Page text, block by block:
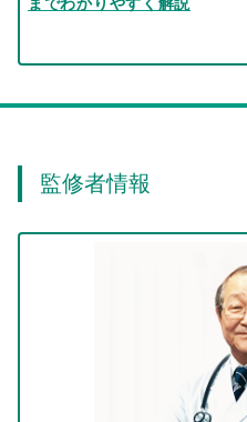
までわかりやすく解説
監修者情報